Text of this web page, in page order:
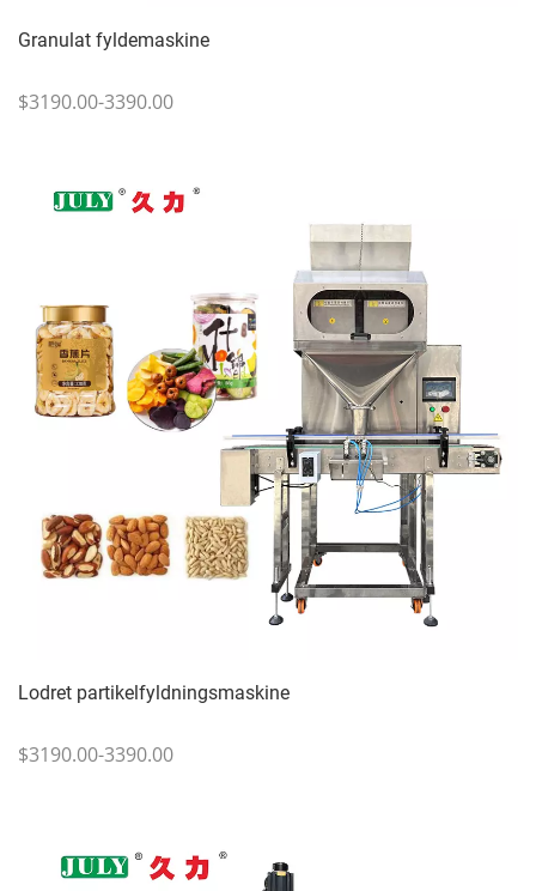
Granulat fyldemaskine
$3190.00-3390.00
Lodret partikelfyldningsmaskine
$3190.00-3390.00